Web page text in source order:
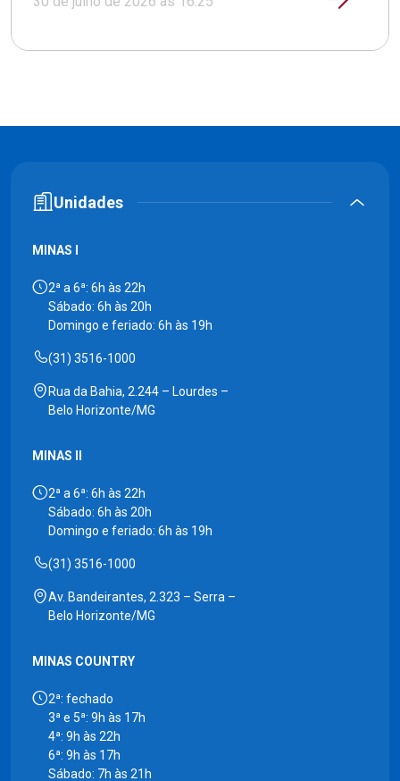
Unidades
MINAS I
2ª a 6ª: 6h às 22h
Sábado: 6h às 20h
Domingo e feriado: 6h às 19h
(31) 3516-1000
Rua da Bahia, 2.244 – Lourdes –
Belo Horizonte/MG
MINAS II
2ª a 6ª: 6h às 22h
Sábado: 6h às 20h
Domingo e feriado: 6h às 19h
(31) 3516-1000
Av. Bandeirantes, 2.323 – Serra –
Belo Horizonte/MG
MINAS COUNTRY
2ª: fechado
3ª e 5ª: 9h às 17h
4ª: 9h às 22h
6ª: 9h às 17h
Sábado: 7h às 21h